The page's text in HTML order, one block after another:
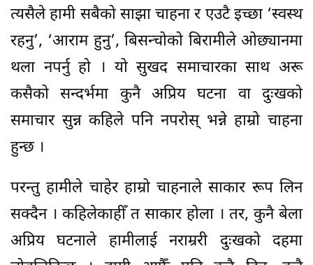
त्यसैले हामी सबैको साझा चाहना र एउटै इच्छा ‘स्वस्थ
रहनु’, ‘आराम हुनु’, बिसन्चोको बिरामीले ओछ्यानमा
थला नपर्नु हो । यो सुखद समाचारका साथ अरू
कसैको सन्दर्भमा कुनै अप्रिय घटना वा दुःखको
समाचार सुन्न कहिले पनि नपरोस् भन्ने हाम्रो चाहना
हुन्छ ।
परन्तु हामीले चाहेर हाम्रो चाहनाले साकार रूप लिन
सक्दैन । कहिलेकाहीँ त साकार होला । तर, कुनै बेला
अप्रिय घटनाले हामीलाई नराम्ररी दुःखको दहमा